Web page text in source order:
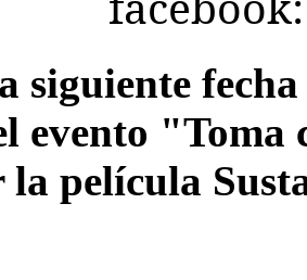
siguiente
evento "Toma
la película